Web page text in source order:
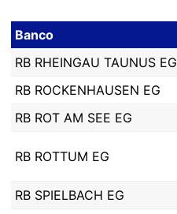
Banco
RB RHEINGAU TAUNUS EG
RB ROCKENHAUSEN EG
RB ROT AM SEE EG
RB ROTTUM EG
RB SPIELBACH EG